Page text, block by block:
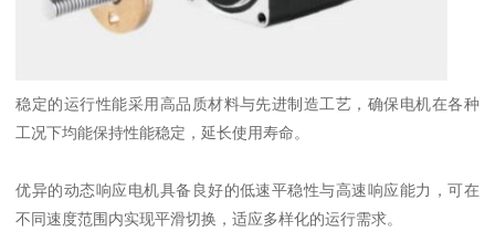
稳定的运行性能采用高品质材料与先进制造工艺，确保电机在各种
工况下均能保持性能稳定，延长使用寿命。
优异的动态响应电机具备良好的低速平稳性与高速响应能力，可在
不同速度范围内实现平滑切换，适应多样化的运行需求。